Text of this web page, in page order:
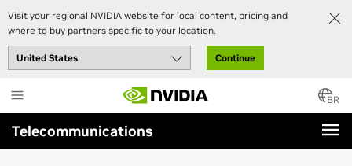
Visit your regional NVIDIA website for local content, pricing and
where to buy partners specific to your location.
Continue
to
main
content
BR
Telecommunications